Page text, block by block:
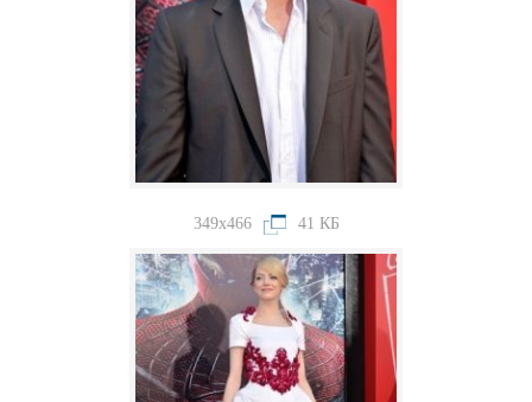
349x466 41 КБ